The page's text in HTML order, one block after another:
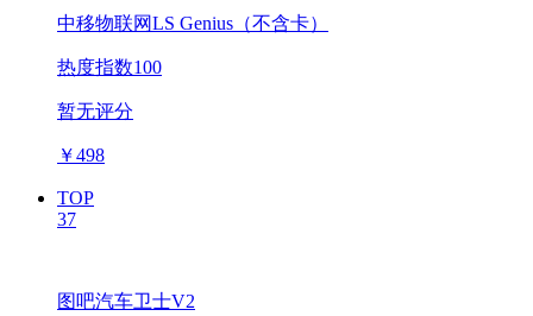
中移物联网LS Genius（不含卡）
热度指数100
暂无评分
￥498
TOP
37
图吧汽车卫士V2